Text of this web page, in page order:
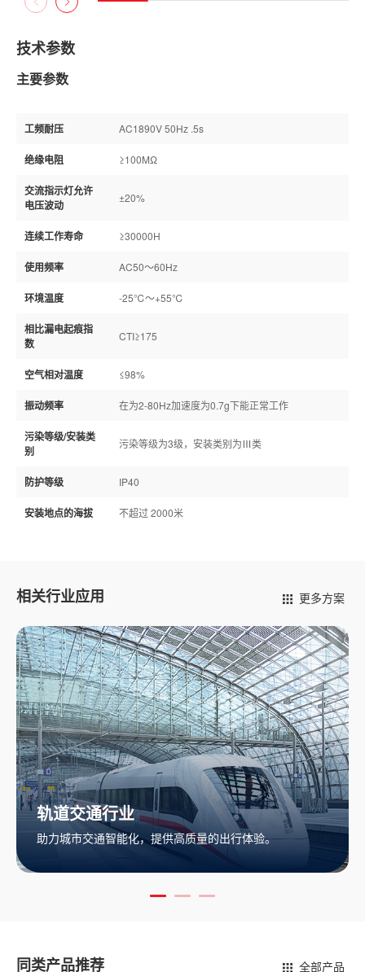
技术参数
主要参数
工频耐压 AC1890V 50Hz .5s
绝缘电阻 ≥100MΩ
交流指示灯允许
电压波动
±20%
连续工作寿命 ≥30000H
使用频率 AC50～60Hz
环境温度 -25℃～+55℃
相比漏电起痕指
数
CTI≥175
空气相对温度 ≤98%
振动频率 在为2-80Hz加速度为0.7g下能正常工作
污染等级/安装类
别
污染等级为3级，安装类别为Ⅲ类
防护等级 IP40
安装地点的海拔 不超过 2000米
相关行业应用 更多方案
量的出行体验。
新能源行业
推动可再生能源利用，助力清
同类产品推荐 全部产品